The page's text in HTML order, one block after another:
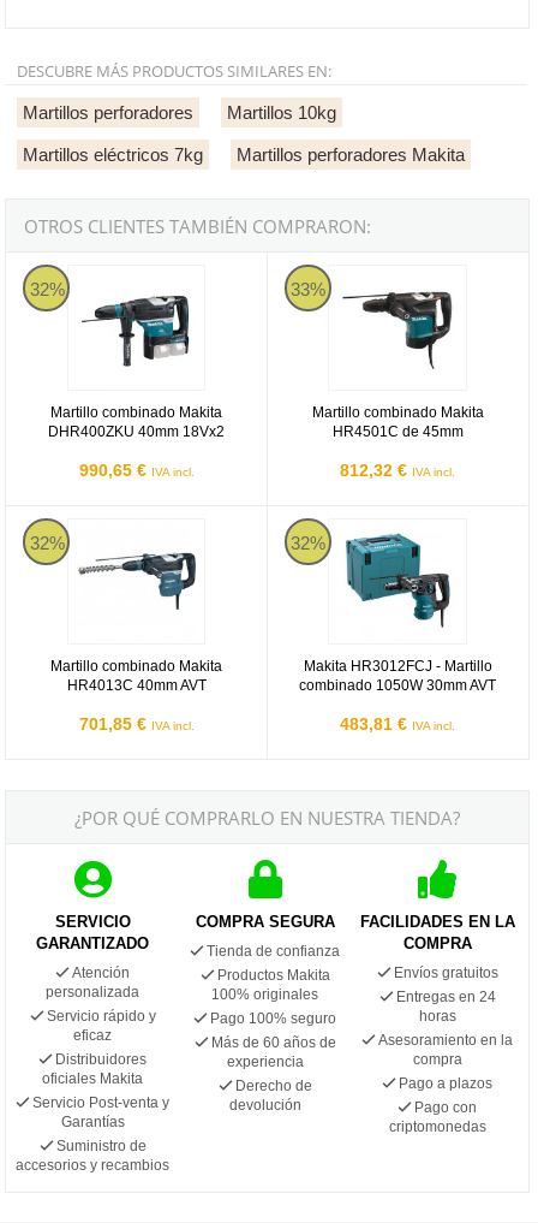
DESCUBRE MÁS PRODUCTOS SIMILARES EN:
Martillos perforadores Martillos 10kg
Martillos eléctricos 7kg Martillos perforadores Makita
OTROS CLIENTES TAMBIÉN COMPRARON:
32%
Martillo combinado Makita
DHR400ZKU 40mm 18Vx2
990,65 € IVA incl.
Martillo combinado Makita DHR400ZKU 40mm 18Vx2
33%
Martillo combinado Makita
HR4501C de 45mm
812,32 € IVA incl.
Martillo combinado Makita
32%
Martillo combinado Makita
HR4013C 40mm AVT
701,85 € IVA incl.
Martillo combinado Makita HR4013C 40mm AVT
32%
Makita HR3012FCJ - Martillo
combinado 1050W 30mm AVT
483,81 € IVA incl.
Makita HR3012FCJ - Martillo
¿POR QUÉ COMPRARLO EN NUESTRA TIENDA?
SERVICIO
GARANTIZADO
Atención
personalizada
Servicio rápido y
eficaz
Distribuidores
oficiales Makita
Servicio Post-venta y
Garantías
Suministro de
accesorios y recambios
COMPRA SEGURA
Tienda de confianza
Productos Makita
100% originales
Pago 100% seguro
Más de 60 años de
experiencia
Derecho de
devolución
FACILIDADES EN LA
COMPRA
Envíos gratuitos
Entregas en 24
horas
Asesoramiento en la
compra
Pago a plazos
Pago con
criptomonedas